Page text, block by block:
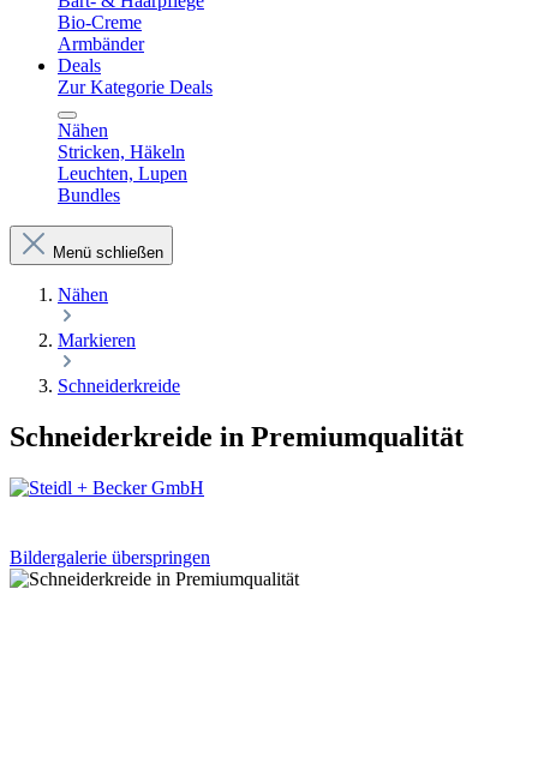
Bio-Creme
Armbänder
Deals
Zur Kategorie Deals
Nähen
Stricken, Häkeln
Leuchten, Lupen
Bundles
Menü schließen
Nähen
Markieren
Schneiderkreide
Schneiderkreide in Premiumqualität
Bildergalerie überspringen